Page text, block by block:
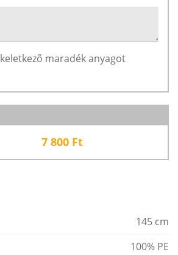
maradék anyagot
7 800 Ft
145 cm
100% PE